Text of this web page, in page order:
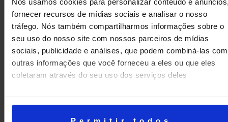
fornecer recursos de mídias sociais e analisar o nosso
tráfego. Nós também compartilharmos informações sobre o
seu uso do nosso site com nossos parceiros de mídias
sociais, publicidade e análises, que podem combiná-las com
outras informações que você forneceu a eles ou que eles
coletaram através do seu uso dos serviços deles
à infância de ontem e de hoje.
Mostra de Talentos
Rita Lee é inspiração da Mostra de 2021